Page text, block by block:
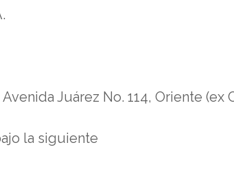
Juárez No. 114, Oriente (ex
la siguiente